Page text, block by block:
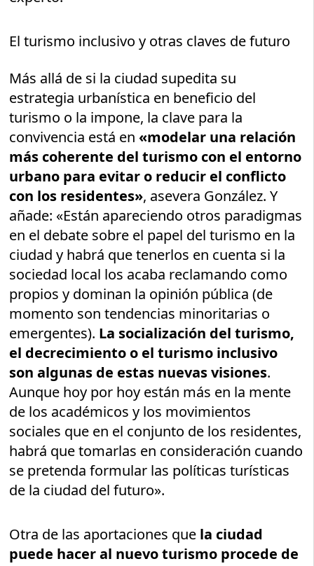
El turismo inclusivo y otras claves de futuro
Más allá de si la ciudad supedita su
estrategia urbanística en beneficio del
turismo o la impone, la clave para la
convivencia está en«modelar una relación
más coherente del turismo con el entorno
urbano para evitar o reducir el conflicto
con los residentes», asevera González. Y
añade: «Están apareciendo otros paradigmas
en el debate sobre el papel del turismo en la
ciudad y habrá que tenerlos en cuenta si la
sociedad local los acaba reclamando como
propios y dominan la opinión pública (de
momento son tendencias minoritarias o
emergentes). La socialización del turismo,
el decrecimiento o el turismo inclusivo
son algunas de estas nuevas visiones.
Aunque hoy por hoy están más en la mente
de los académicos y los movimientos
sociales que en el conjunto de los residentes,
habrá que tomarlas en consideración cuando
se pretenda formular las políticas turísticas
de la ciudad del futuro».
Otra de las aportaciones que la ciudad
puede hacer al nuevo turismo procede de